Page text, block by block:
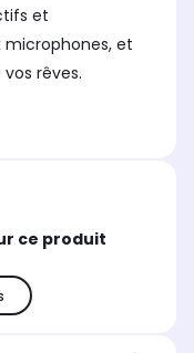
et
microphones, et
rêves.
ce produit